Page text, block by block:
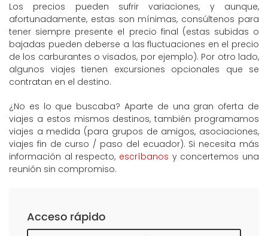
Los precios pueden sufrir variaciones, y aunque,
afortunadamente, estas son mínimas, consúltenos para
tener siempre presente el precio final (estas subidas o
bajadas pueden deberse a las fluctuaciones en el precio
de los carburantes o visados, por ejemplo). Por otro lado,
algunos viajes tienen excursiones opcionales que se
contratan en el destino.
¿No es lo que buscaba? Aparte de una gran oferta de
viajes a estos mismos destinos, también programamos
viajes a medida (para grupos de amigos, asociaciones,
viajes fin de curso / paso del ecuador). Si necesita más
información al respecto, escríbanos y concertemos una
reunión sin compromiso.
Acceso rápido